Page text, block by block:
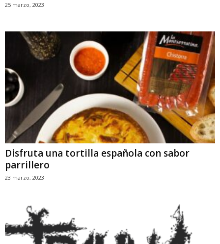
25 marzo, 2023
Disfruta una tortilla española con sabor
parrillero
23 marzo, 2023